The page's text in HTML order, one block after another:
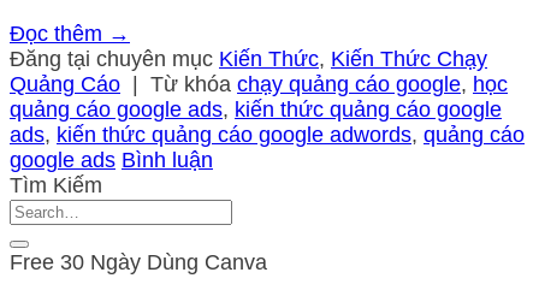
Đọc thêm →
Đăng tại chuyên mục Kiến Thức, Kiến Thức Chạy
Quảng Cáo | Từ khóa chạy quảng cáo google, học
quảng cáo google ads, kiến thức quảng cáo google
ads, kiến thức quảng cáo google adwords, quảng cáo
google ads Bình luận
Tìm Kiếm
Free 30 Ngày Dùng Canva